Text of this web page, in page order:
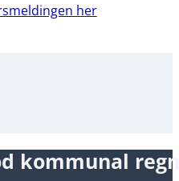
her
kommunal